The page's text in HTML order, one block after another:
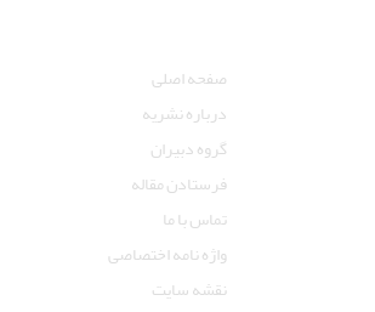
صفحه اصلی
درباره نشریه
گروه دبیران
فرستادن مقاله
تماس با ما
واژه نامه اختصاصی
نقشه سایت